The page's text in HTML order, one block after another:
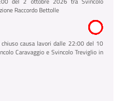
Raccordo Bettolle
causa lavori dalle 22:00 del 10
Caravaggio e Svincolo Treviglio in